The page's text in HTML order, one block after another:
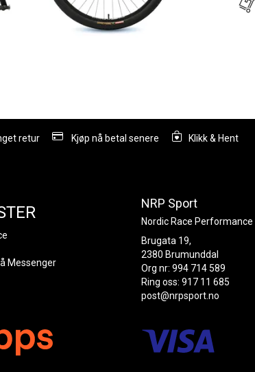
retur Kjøp nå betal senere Klikk & Hent
Messenger
NRP Sport
Nordic Race Performance
Brugata 19,
2380 Brumunddal
Org nr: 994 714 589
Ring oss: 917 11 685
post@nrpsport.no